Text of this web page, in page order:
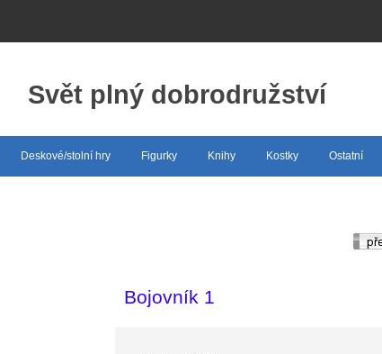
Svět plný dobrodružství
Deskové/stolní hry Figurky Knihy Kostky Ostatní
Bojovník 1